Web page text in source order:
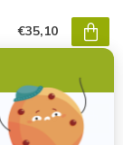
€35,10
€1,40